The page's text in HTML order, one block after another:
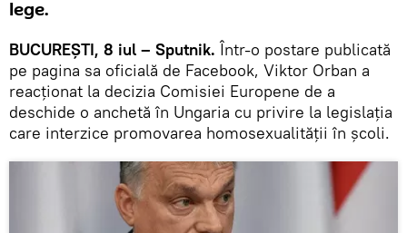
lege.
BUCUREŞTI, 8 iul – Sputnik. Într-o postare publicată
pe pagina sa oficială de Facebook, Viktor Orban a
reacţionat la decizia Comisiei Europene de a
deschide o anchetă în Ungaria cu privire la legislația
care interzice promovarea homosexualității în școli.